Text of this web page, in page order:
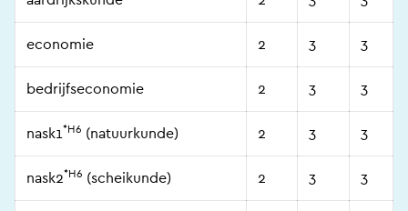
economie 2 3 3
bedrijfseconomie 2 3 3
nask1*H6 (natuurkunde) 2 3 3
nask2*H6 (scheikunde) 2 3 3